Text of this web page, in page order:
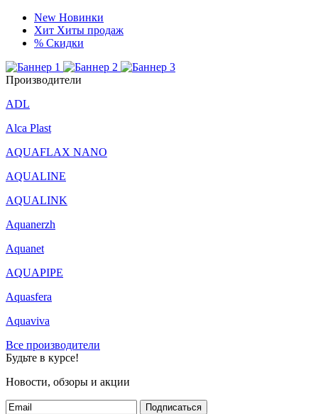
New Новинки
Хит Хиты продаж
% Скидки
Производители
ADL
Alca Plast
AQUAFLAX NANO
AQUALINE
AQUALINK
Aquanerzh
Aquanet
AQUAPIPE
Aquasfera
Aquaviva
Все производители
Будьте в курсе!
Новости, обзоры и акции
Подписаться